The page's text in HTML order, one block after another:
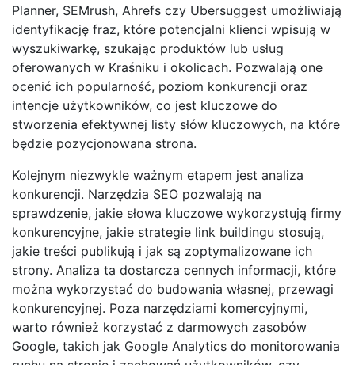
Planner, SEMrush, Ahrefs czy Ubersuggest umożliwiają
identyfikację fraz, które potencjalni klienci wpisują w
wyszukiwarkę, szukając produktów lub usług
oferowanych w Kraśniku i okolicach. Pozwalają one
ocenić ich popularność, poziom konkurencji oraz
intencje użytkowników, co jest kluczowe do
stworzenia efektywnej listy słów kluczowych, na które
będzie pozycjonowana strona.
Kolejnym niezwykle ważnym etapem jest analiza
konkurencji. Narzędzia SEO pozwalają na
sprawdzenie, jakie słowa kluczowe wykorzystują firmy
konkurencyjne, jakie strategie link buildingu stosują,
jakie treści publikują i jak są zoptymalizowane ich
strony. Analiza ta dostarcza cennych informacji, które
można wykorzystać do budowania własnej, przewagi
konkurencyjnej. Poza narzędziami komercyjnymi,
warto również korzystać z darmowych zasobów
Google, takich jak Google Analytics do monitorowania